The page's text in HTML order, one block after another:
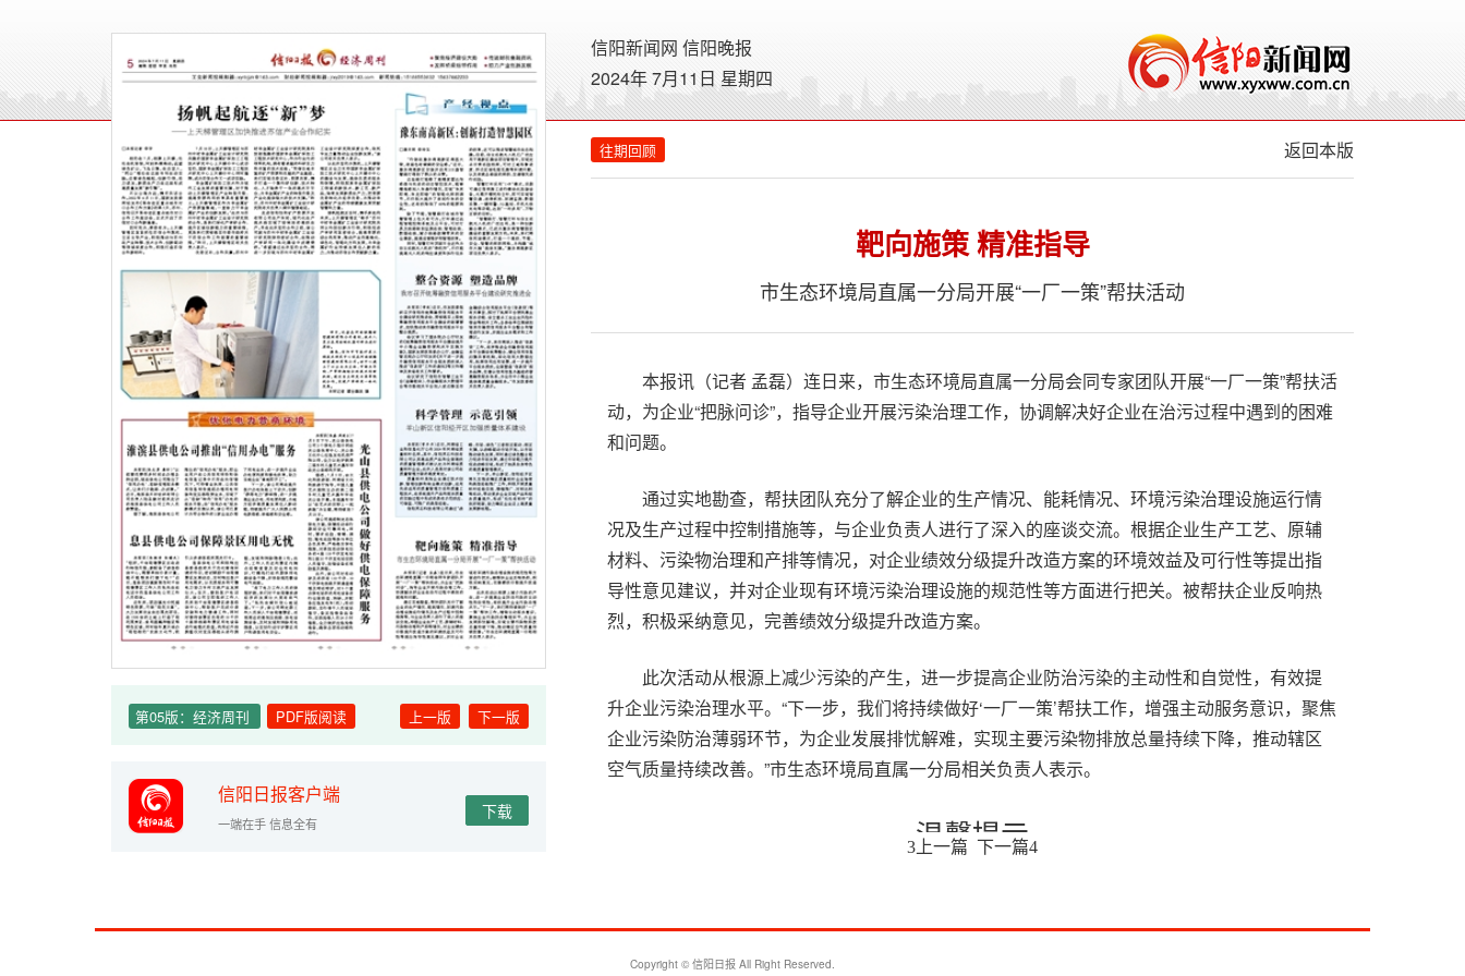
第05版：经济周刊 PDF版阅读 上一版 下一版
信阳日报客户端
一端在手 信息全有
下载
信阳新闻网 信阳晚报
2024年 7月11日 星期四
往期回顾 返回本版
靶向施策 精准指导
市生态环境局直属一分局开展“一厂一策”帮扶活动
本报讯（记者 孟磊）连日来，市生态环境局直属一分局会同专家团队开展“一厂一策”帮扶活
动，为企业“把脉问诊”，指导企业开展污染治理工作，协调解决好企业在治污过程中遇到的困难
和问题。
通过实地勘查，帮扶团队充分了解企业的生产情况、能耗情况、环境污染治理设施运行情
况及生产过程中控制措施等，与企业负责人进行了深入的座谈交流。根据企业生产工艺、原辅
材料、污染物治理和产排等情况，对企业绩效分级提升改造方案的环境效益及可行性等提出指
导性意见建议，并对企业现有环境污染治理设施的规范性等方面进行把关。被帮扶企业反响热
烈，积极采纳意见，完善绩效分级提升改造方案。
此次活动从根源上减少污染的产生，进一步提高企业防治污染的主动性和自觉性，有效提
升企业污染治理水平。“下一步，我们将持续做好‘一厂一策’帮扶工作，增强主动服务意识，聚焦
企业污染防治薄弱环节，为企业发展排忧解难，实现主要污染物排放总量持续下降，推动辖区
空气质量持续改善。”市生态环境局直属一分局相关负责人表示。
温馨提示
3上一篇 下一篇4
Copyright © 信阳日报 All Right Reserved.